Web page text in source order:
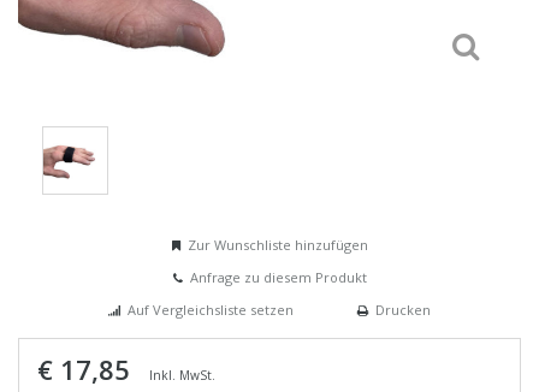
Zur Wunschliste hinzufügen
Anfrage zu diesem Produkt
Auf Vergleichsliste setzen
Drucken
€ 17,85 Inkl. MwSt.